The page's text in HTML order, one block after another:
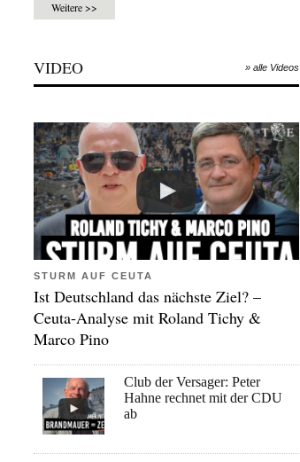
Weitere >>
VIDEO » alle Videos
STURM AUF CEUTA
Ist Deutschland das nächste Ziel? –
Ceuta-Analyse mit Roland Tichy &
Marco Pino
Club der Versager: Peter
Hahne rechnet mit der CDU
ab